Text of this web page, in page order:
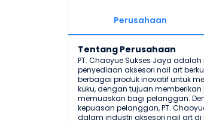
Perusahaan
Tentang Perusahaan
PT. Chaoyue Sukses Jaya
penyediaan aksesori nail art
berbagai produk inovatif untuk
kuku, dengan tujuan
memuaskan bagi pelanggan.
kepuasan pelanggan, PT.
dalam industri aksesori nail art di